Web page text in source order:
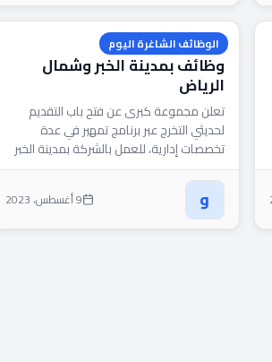
الوظائف الشاغرة اليوم
وظائف بمدينة الخبر وشمال
الرياض
تعلن مجموعة كبرى عن فتح باب التقديم
لحديثي التخرج عبر برنامج تمهير في عدة
تخصصات إدارية، للعمل بالشركة بمدينة الخبر
وشمال الرياض...
و 9 أغسطس، 2023